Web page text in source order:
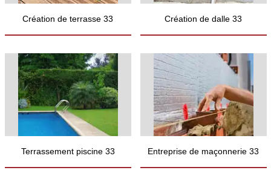
Création de terrasse 33 Création de dalle 33
Terrassement piscine 33 Entreprise de maçonnerie 33